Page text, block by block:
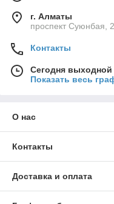
г. Алматы
проспект Суюнбая,
Контакты
Сегодня выходной
Показать весь
О нас
Контакты
Доставка и оплата